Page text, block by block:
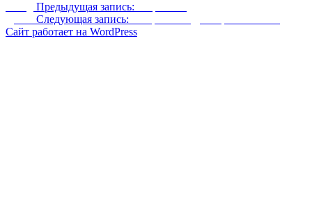
Предыдущая запись:
Следующая запись:
Сайт работает на WordPress